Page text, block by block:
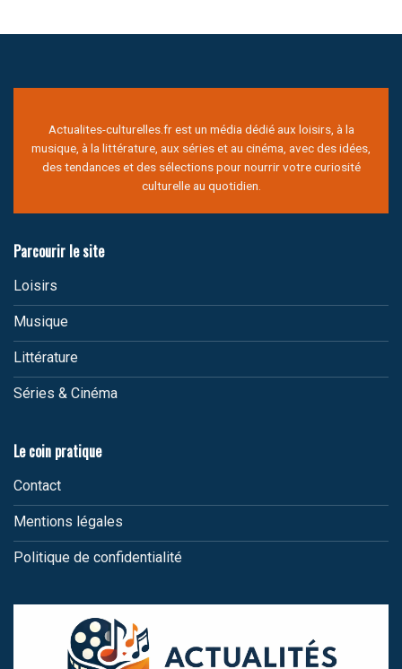
Actualites-culturelles.fr est un média dédié aux loisirs, à la
musique, à la littérature, aux séries et au cinéma, avec des idées,
des tendances et des sélections pour nourrir votre curiosité
culturelle au quotidien.
Parcourir le site
Loisirs
Musique
Littérature
Séries & Cinéma
Le coin pratique
Contact
Mentions légales
Politique de confidentialité